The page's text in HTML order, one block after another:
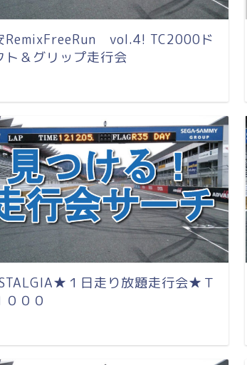
RemixFreeRun vol.4! TC2000ド
ト＆グリップ走行会
１日走り放題走行会★Ｔ
０００